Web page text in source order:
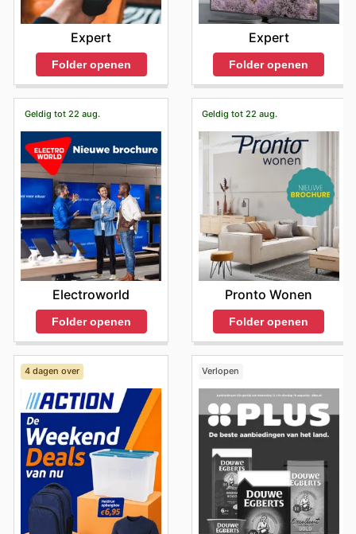
Expert
Folder openen
Expert
Folder openen
Geldig tot 22 aug.
Electroworld
Folder openen
Geldig tot 22 aug.
Pronto Wonen
Folder openen
4 dagen over Verlopen